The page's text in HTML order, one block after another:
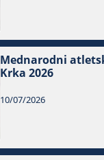
Mednarodni
Krka 2026
10/07/2026